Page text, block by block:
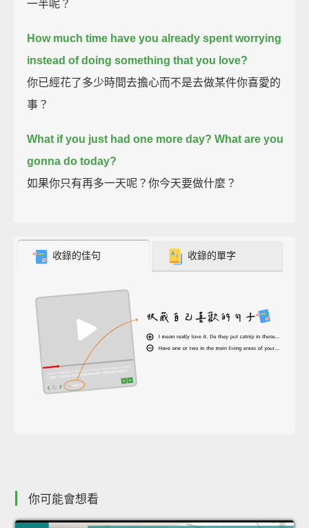
一半呢？
How much time have you already spent worrying
instead of doing something that you love?
你已經花了多少時間去擔心而不是去做某件你喜愛的
事？
What if you just had one more day? What are you
gonna do today?
如果你只有再多一天呢？你今天要做什麼？
收錄的佳句 收錄的單字
你可能會想看